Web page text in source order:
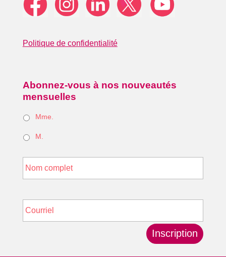
Politique de confidentialité
Abonnez-vous à nos nouveautés
mensuelles
Mme.
M.
Nom
Courriel *
Inscription